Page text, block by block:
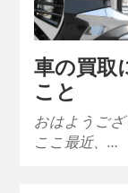
車の買取
こと
おはようござ
ここ最近、…